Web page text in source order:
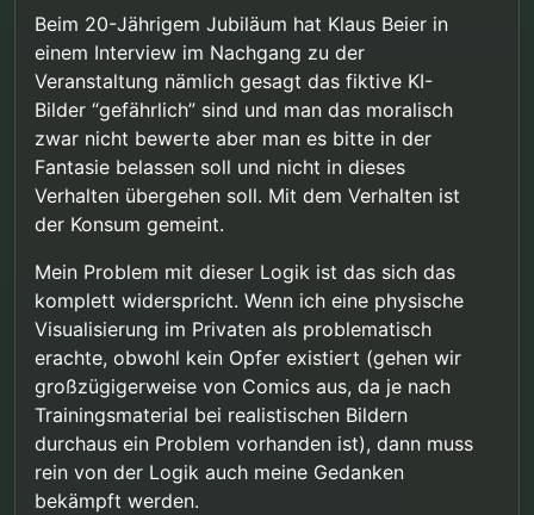
Haltung von KTW zu dem Puppenverbot, wenn sie
mit der des Gesetzgebers nicht übereinstimmt? Ist
das Verbot „kritisierbar“ oder nicht? Irgendwie
werde ich aus dem Antworten nicht schlau: er
beschwert sich, dass ihm unterstellt wird die
Haltung des Gesetzgebers zu teilen, distanziert
sich aber auch nicht klar davon.
Dabei habe ich ihm das noch nicht einmal
unterstellt, wenn man die Passage mal genauer
liest, sondern lediglich dargestellt, wie es im Buch
ist: dass dieser eine grammatikalisch fragwürdige
Satz als Begründung für das Puppenverbot in einer
langen Tabelle neben anderen Straftatsbeständen
aufgelistet ist. Weiter steht zu dem Puppenverbot
nichts im Buch. Ganz grundsätzlich wird die
Gesetzgebung in Deutschland aber einseitig
gelobt, so heißt es dazu „Die deutsche
Gesetzgebung zu sexuellem Kindesmissbrauch ist
im internationalen Vergleich umfassend und
differenziert.“
@Gast sagte inGegen das Puppenverbot:
Dies ist weder unser Ziel noch unsere
Haltung.
Jain. Fantasien werden uns grundsätzlich
zugestanden, an einer Stelle dazu heißt es:
Fantasien mit Kindern wird nicht als
dissexuelles Verhalten betrachtet!
Gleichzeitig werden Medikamente, die Fantasien
reduzieren sollen wiederholt und einseitig positiv
beworben, es ist die Rede von „andere Personen
gefährdenden sexuellen Fantasien“, es soll auf die
„mögliche Stärkung einer vorhandenen sexuellen
Ansprechbarkeit für Erwachsene“ hingearbeitet
werden, und bestimmte Fantasien mit Kindern
(insbesondere inzestuöse Fantasien) gelten immer
wieder als „gewichtiger Risikofaktor“ für sexuellen
Missbrauch. Als wirklich gut oder wenigstens
Beim 20-Jährigem Jubiläum hat Klaus Beier in
einem Interview im Nachgang zu der
Veranstaltung nämlich gesagt das fiktive KI-
Bilder “gefährlich” sind und man das moralisch
zwar nicht bewerte aber man es bitte in der
Fantasie belassen soll und nicht in dieses
Verhalten übergehen soll. Mit dem Verhalten ist
der Konsum gemeint.
Mein Problem mit dieser Logik ist das sich das
komplett widerspricht. Wenn ich eine physische
Visualisierung im Privaten als problematisch
erachte, obwohl kein Opfer existiert (gehen wir
großzügigerweise von Comics aus, da je nach
Trainingsmaterial bei realistischen Bildern
durchaus ein Problem vorhanden ist), dann muss
rein von der Logik auch meine Gedanken
bekämpft werden.